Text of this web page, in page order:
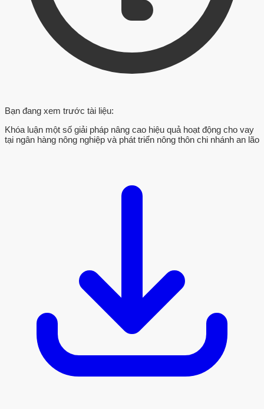
Bạn đang xem trước tài liệu:
Khóa luận một số giải pháp nâng cao hiệu quả hoạt động cho vay
tại ngân hàng nông nghiệp và phát triển nông thôn chi nhánh an lão